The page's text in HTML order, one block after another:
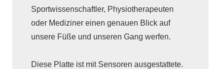
Sportwissenschaftler, Physiotherapeuten
oder Mediziner einen genauen Blick auf
unsere Füße und unseren Gang werfen.
Diese Platte ist mit Sensoren ausgestattete.